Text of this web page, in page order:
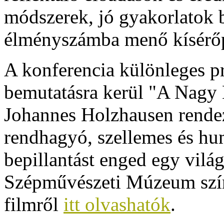
módszerek, jó gyakorlatok
élményszámba menő
A konferencia különleges
bemutatásra kerül "A
Johannes Holzhausen
rendhagyó, szellemes és
bepillantást enged egy
Szépművészeti Múzeum
filmről itt olvashatók.